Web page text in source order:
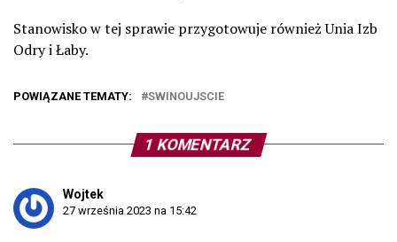
Stanowisko w tej sprawie przygotowuje również Unia Izb
Odry i Łaby.
POWIĄZANE TEMATY: SWINOUJSCIE
1 KOMENTARZ
Wojtek
27 września 2023 na 15:42